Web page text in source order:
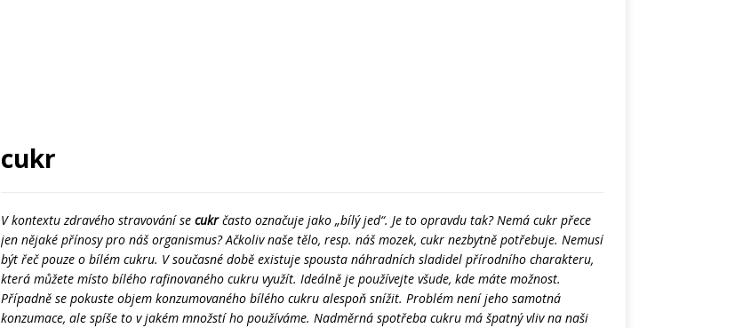
cukr
V kontextu zdravého stravování se cukrčasto označuje jako „bílý jed“. Je to opravdu tak? Nemá cukr přece
jen nějaké přínosy pro náš organismus? Ačkoliv naše tělo, resp. náš mozek, cukr nezbytně potřebuje. Nemusí
být řeč pouze o bílém cukru. V současné době existuje spousta náhradních sladidel přírodního charakteru,
která můžete místo bílého rafinovaného cukru využít. Ideálně je používejte všude, kde máte možnost.
Případně se pokuste objem konzumovaného bílého cukru alespoň snížit. Problém není jeho samotná
konzumace, ale spíše to v jakém množstí ho používáme. Nadměrná spotřeba cukru má špatný vliv na naši